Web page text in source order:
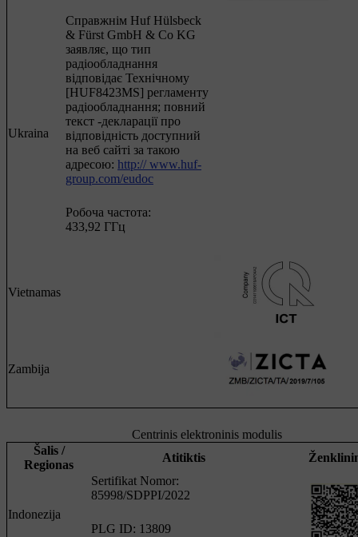
Ukraina
Cправжнім Huf Hülsbeck
& Fürst GmbH & Co KG
заявляє, що тип
радіообладнання
відповідає Технічному
[HUF8423MS] регламенту
радіообладнання; повний
текст -декларації про
відповідність доступний
на веб сайті за такою
адресою: http:// www.huf-
group.com/eudoc
Робоча частота:
433,92 ГГц
Vietnamas
Zambija
Centrinis elektroninis modulis
Šalis /
Regionas
Atitiktis
Indonezija
Sertifikat Nomor:
85998/SDPPI/2022
PLG ID: 13809